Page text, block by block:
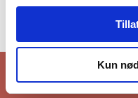
Kun